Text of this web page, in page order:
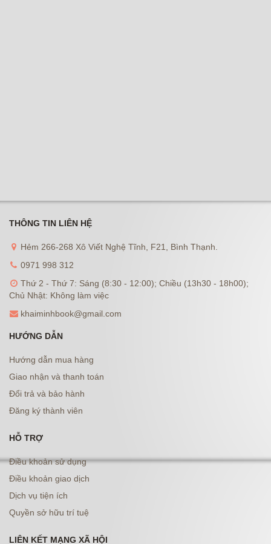
THÔNG TIN LIÊN HỆ
Hẻm 266-268 Xô Viết Nghệ Tĩnh, F21, Bình Thạnh.
0971 998 312
Thứ 2 - Thứ 7: Sáng (8:30 - 12:00); Chiều (13h30 - 18h00);
Chủ Nhật: Không làm việc
khaiminhbook@gmail.com
HƯỚNG DẪN
Hướng dẫn mua hàng
Giao nhận và thanh toán
Đổi trả và bảo hành
Đăng ký thành viên
HỖ TRỢ
Điều khoản sử dụng
Điều khoản giao dịch
Dịch vụ tiện ích
Quyền sở hữu trí tuệ
LIÊN KẾT MẠNG XÃ HỘI